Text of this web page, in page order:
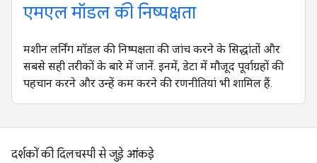
एमएल मॉडल की निष्पक्षता
मशीन लर्निंग मॉडल की निष्पक्षता की जांच करने के सिद्धांतों और
सबसे सही तरीकों के बारे में जानें. इनमें, डेटा में मौजूद पूर्वाग्रहों की
पहचान करने और उन्हें कम करने की रणनीतियां भी शामिल हैं.
दर्शकों की दिलचस्पी से जुड़े आंकड़े